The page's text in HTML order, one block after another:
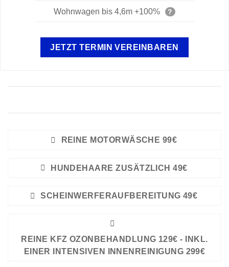
Wohnwagen bis 4,6m +100% ?
JETZT TERMIN VEREINBAREN
REINE MOTORWÄSCHE 99€
HUNDEHAARE ZUSÄTZLICH 49€
SCHEINWERFERAUFBEREITUNG 49€
REINE KFZ OZONBEHANDLUNG 129€ - INKL.
EINER INTENSIVEN INNENREINIGUNG 299€